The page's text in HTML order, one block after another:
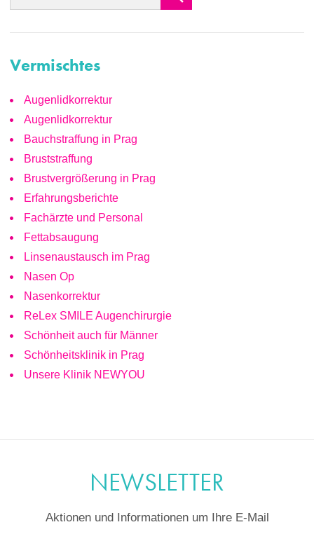
Vermischtes
Augenlidkorrektur
Augenlidkorrektur
Bauchstraffung in Prag
Bruststraffung
Brustvergrößerung in Prag
Erfahrungsberichte
Fachärzte und Personal
Fettabsaugung
Linsenaustausch im Prag
Nasen Op
Nasenkorrektur
ReLex SMILE Augenchirurgie
Schönheit auch für Männer
Schönheitsklinik in Prag
Unsere Klinik NEWYOU
NEWSLETTER
Aktionen und Informationen um Ihre E-Mail